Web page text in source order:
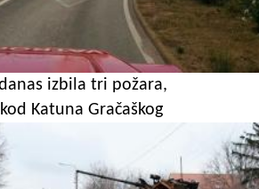
izbila tri požara,
Katuna Gračaškog